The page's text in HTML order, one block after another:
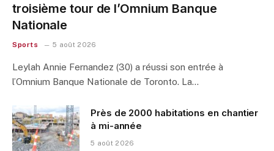
troisième tour de l’Omnium Banque
Nationale
Sports 5 août 2026
Leylah Annie Fernandez (30) a réussi son entrée à
l’Omnium Banque Nationale de Toronto. La…
Près de 2000 habitations en chantier
à mi-année
5 août 2026